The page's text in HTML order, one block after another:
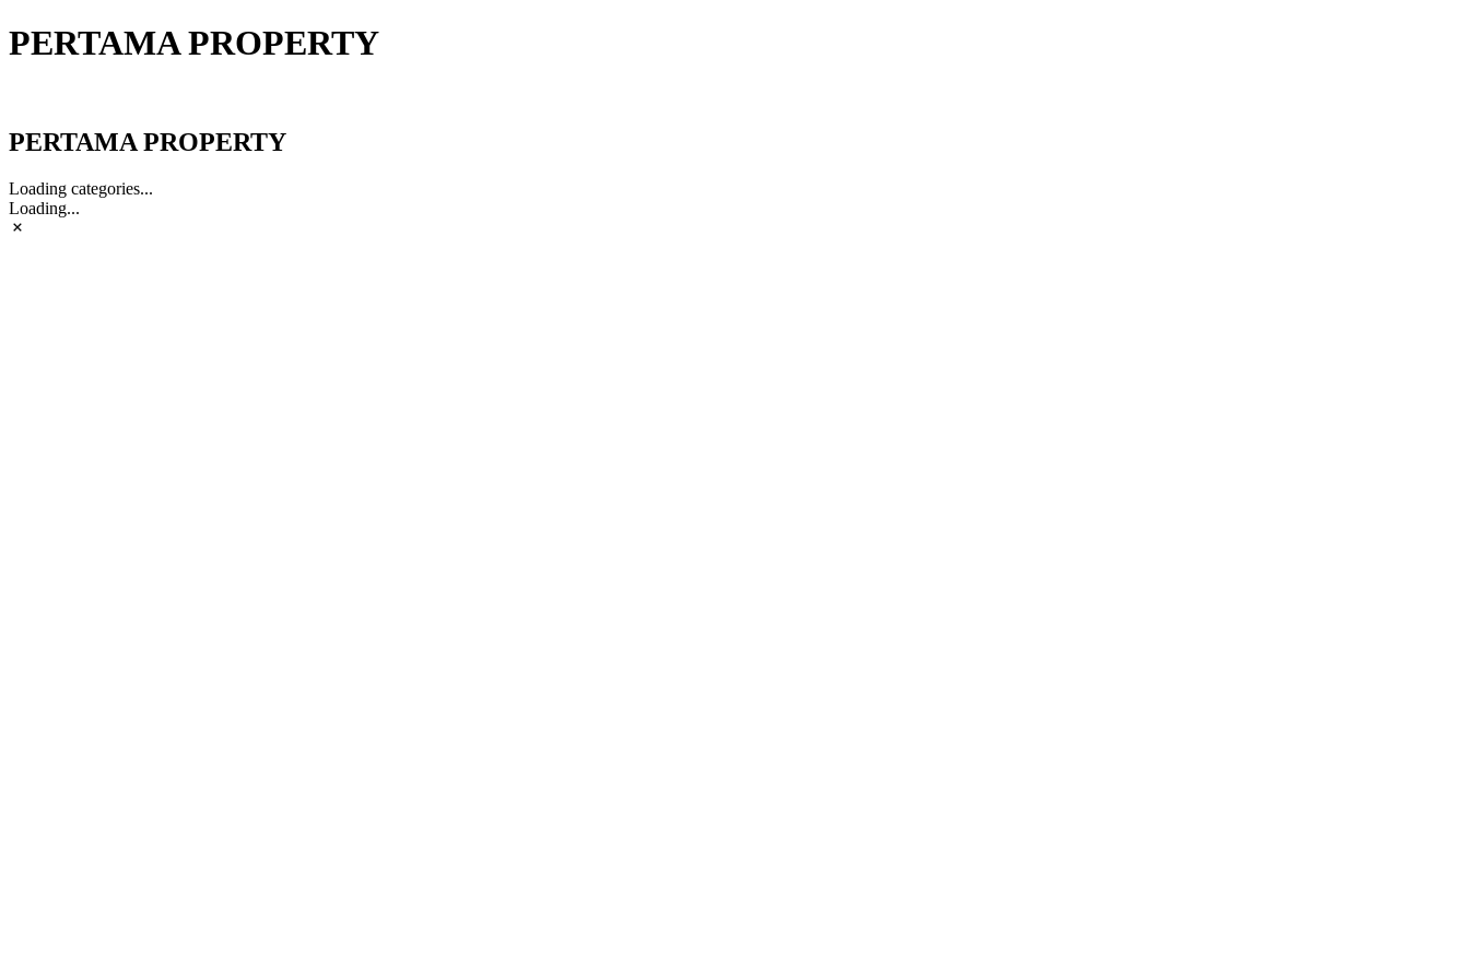
PERTAMA PROPERTY
PERTAMA PROPERTY
Loading categories...
Loading...